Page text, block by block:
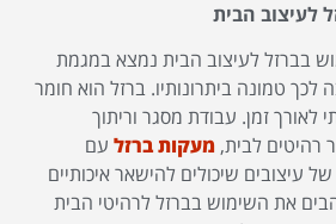
לעיצוב הבית
בברזל לעיצוב הבית נמצא במגמת
לכך טמונה ביתרונותיו. ברזל הוא חומר
לאורך זמן. עבודת מסגר וריתוך
רהיטים לבית, מעקות ברזל עם
עיצובים שיכולים להישאר איכותיים
את השימוש בברזל לרהיטי הבית